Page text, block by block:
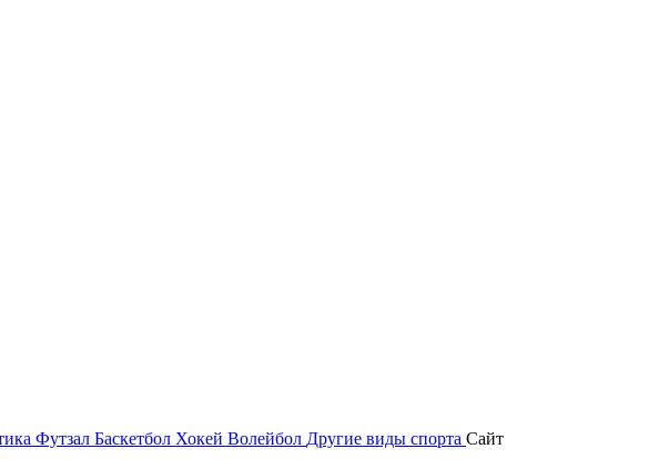
Футзал Баскетбол Хокей Волейбол Другие виды спорта Сайт